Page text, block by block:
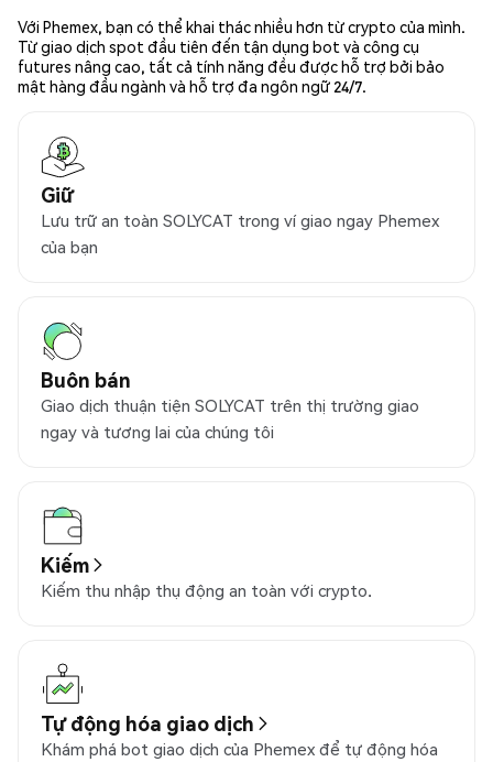
Với Phemex, bạn có thể khai thác nhiều hơn từ crypto của mình.
Từ giao dịch spot đầu tiên đến tận dụng bot và công cụ
futures nâng cao, tất cả tính năng đều được hỗ trợ bởi bảo
mật hàng đầu ngành và hỗ trợ đa ngôn ngữ 24/7.
Giữ
Lưu trữ an toàn SOLYCAT trong ví giao ngay Phemex
của bạn
Buôn bán
Giao dịch thuận tiện SOLYCAT trên thị trường giao
ngay và tương lai của chúng tôi
Kiếm
Kiếm thu nhập thụ động an toàn với crypto.
Tự động hóa giao dịch
Khám phá bot giao dịch của Phemex để tự động hóa